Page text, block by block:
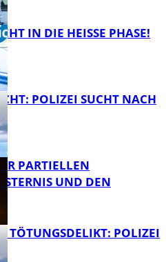
IN DIE HEISSE PHASE!
POLIZEI SUCHT NACH
PARTIELLEN
UND DEN
TÖTUNGSDELIKT: POLIZEI